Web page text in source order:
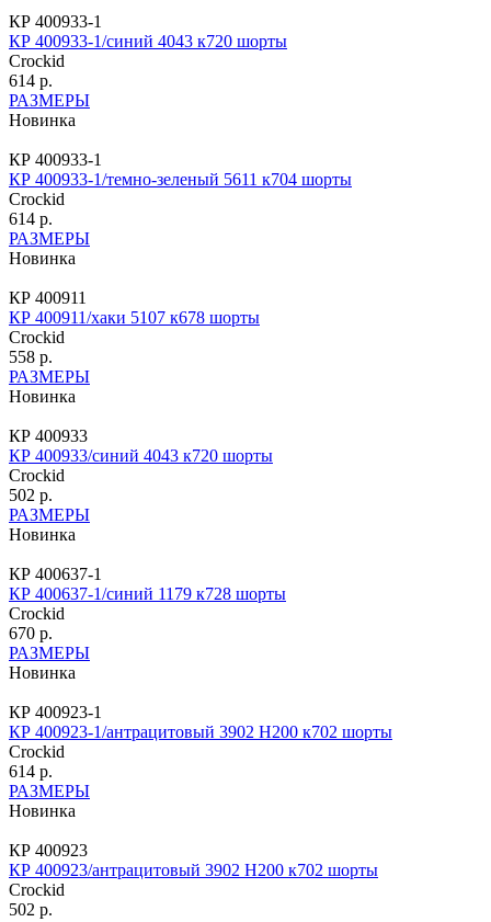
КР 400933-1
КР 400933-1/синий 4043 к720 шорты
Crockid
614 р.
РАЗМЕРЫ
Новинка
КР 400933-1
КР 400933-1/темно-зеленый 5611 к704 шорты
Crockid
614 р.
РАЗМЕРЫ
Новинка
КР 400911
КР 400911/хаки 5107 к678 шорты
Crockid
558 р.
РАЗМЕРЫ
Новинка
КР 400933
КР 400933/синий 4043 к720 шорты
Crockid
502 р.
РАЗМЕРЫ
Новинка
КР 400637-1
КР 400637-1/синий 1179 к728 шорты
Crockid
670 р.
РАЗМЕРЫ
Новинка
КР 400923-1
КР 400923-1/антрацитовый 3902 Н200 к702 шорты
Crockid
614 р.
РАЗМЕРЫ
Новинка
КР 400923
КР 400923/антрацитовый 3902 Н200 к702 шорты
Crockid
502 р.